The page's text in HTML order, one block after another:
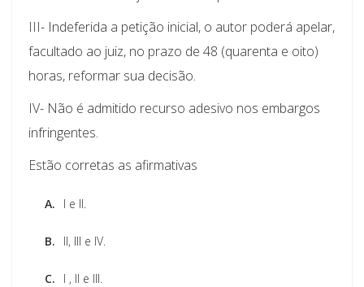
III- Indeferida a petição inicial, o autor poderá apelar,
facultado ao juiz, no prazo de 48 (quarenta e oito)
horas, reformar sua decisão.
IV- Não é admitido recurso adesivo nos embargos
infringentes.
Estão corretas as afirmativas
A. I e II.
B. II, III e IV.
C. I , II e III.